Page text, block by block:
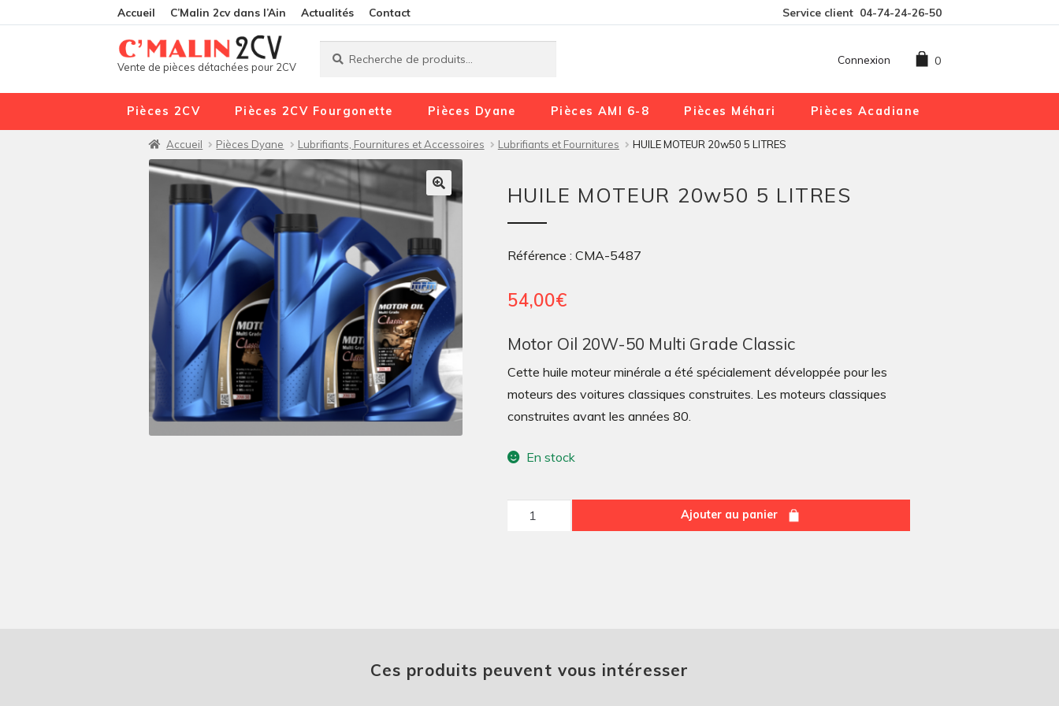
Accueil C’Malin 2cv dans l’Ain Actualités Contact Service client 04-74-24-26-50
Vente de pièces détachées pour 2CV
Recherche
Recherche
0
Connexion
Pièces 2CV Pièces 2CV Fourgonette Pièces Dyane Pièces AMI 6-8 Pièces Méhari Pièces Acadiane
Accueil Pièces Dyane Lubrifiants, Fournitures et Accessoires Lubrifiants et Fournitures HUILE MOTEUR 20w50 5 LITRES
HUILE MOTEUR 20w50 5 LITRES
Référence : CMA-5487
54,00€
Motor Oil 20W-50 Multi Grade Classic
Cette huile moteur minérale a été spécialement développée pour les
moteurs des voitures classiques construites. Les moteurs classiques
construites avant les années 80.
En stock
quantité
Ajouter au panier
Ces produits peuvent vous intéresser